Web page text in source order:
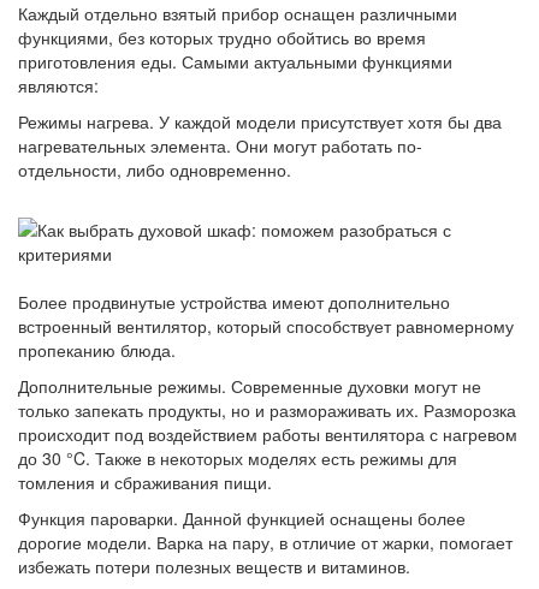
Каждый отдельно взятый прибор оснащен различными
функциями, без которых трудно обойтись во время
приготовления еды. Самыми актуальными функциями
являются:
Режимы нагрева. У каждой модели присутствует хотя бы два
нагревательных элемента. Они могут работать по-
отдельности, либо одновременно.
Более продвинутые устройства имеют дополнительно
встроенный вентилятор, который способствует равномерному
пропеканию блюда.
Дополнительные режимы. Современные духовки могут не
только запекать продукты, но и размораживать их. Разморозка
происходит под воздействием работы вентилятора с нагревом
до 30 °C. Также в некоторых моделях есть режимы для
томления и сбраживания пищи.
Функция пароварки. Данной функцией оснащены более
дорогие модели. Варка на пару, в отличие от жарки, помогает
избежать потери полезных веществ и витаминов.